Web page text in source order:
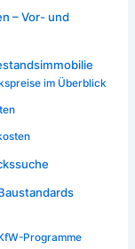
– Vor- und
im Überblick
Programme